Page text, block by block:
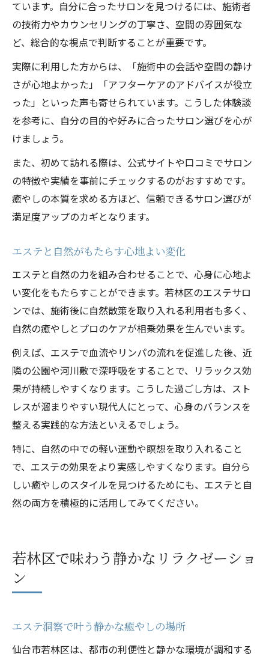
ています。自分に合ったサロンを見つけるには、施術者
の技術力やカウンセリングの丁寧さ、空間の雰囲気な
ど、総合的な視点で判断することが重要です。
実際に利用した方からは、「施術中の会話や空間の静け
さが心地よかった」「アフターケアのアドバイスが役立
った」といった声も寄せられています。こうした体験談
を参考に、自分の目的や好みに合ったサロン選びを心が
けましょう。
また、初めて訪れる際は、公式サイトや口コミでサロン
の特徴や実績を事前にチェックするのがおすすめです。
癒やしの本質を求める方ほど、信頼できるサロン選びが
満足度アップのカギとなります。
エステと自然がもたらす心地よい変化
エステと自然の力を組み合わせることで、心身に心地よ
い変化をもたらすことができます。若林区のエステサロ
ンでは、施術後に自然散策を取り入れる利用者も多く、
自然の癒やしとプロのケアが相乗効果を生んでいます。
例えば、エステで血流やリンパの流れを促進した後、近
隣の公園や河川敷で深呼吸をすることで、リラックス効
果が持続しやすくなります。こうした過ごし方は、スト
レスが溜まりやすい現代人にとって、心身のバランスを
整える実践的な方法といえるでしょう。
特に、自然の中での軽い運動や瞑想を取り入れること
で、エステの効果をより実感しやすくなります。自分ら
しい癒やしのスタイルを見つけるためにも、エステと自
然の両方を積極的に活用してみてください。
若林区で味わう静かなリラクゼーショ
ン
エステ洞察で叶う静かな癒やしの場所
仙台市若林区は、都市の利便性と静かな環境が調和する